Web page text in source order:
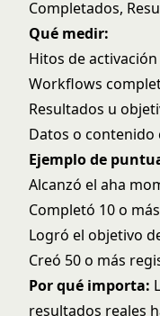
Completados,
Qué medir:
Hitos de
Workflows
Resultados u
Datos o contenido
Ejemplo de
Alcanzó el aha
Completó 10 o
Logró el objetivo
Creó 50 o más
Por qué importa:
resultados reales